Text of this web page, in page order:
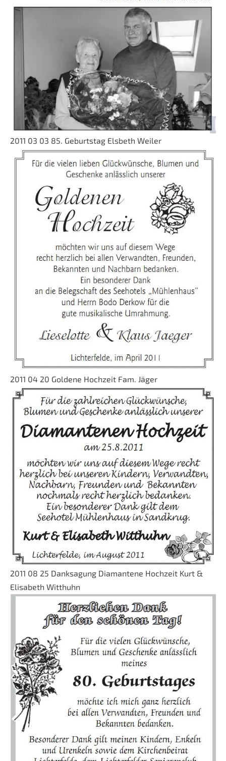
2011 03 03 85. Geburtstag Elsbeth Weiler
2011 04 20 Goldene Hochzeit Fam. Jäger
2011 08 25 Danksagung Diamantene Hochzeit Kurt &
Elisabeth Witthuhn